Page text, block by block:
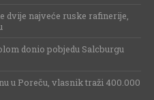
dvije najveće ruske rafinerije,
donio pobjedu Salcburgu
u Poreču, vlasnik traži 400.000